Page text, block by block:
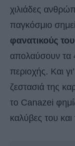
χιλιάδες
παγκόσμιο
φανατικούς
απολαύσουν τα
περιοχής. Και
ζεστασιά της
το Canazei
καλύβες του